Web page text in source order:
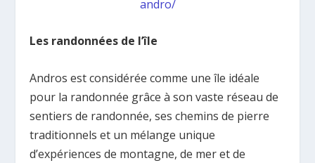
andro/
Les randonnées de l’île
Andros est considérée comme une île idéale
pour la randonnée grâce à son vaste réseau de
sentiers de randonnée, ses chemins de pierre
traditionnels et un mélange unique
d’expériences de montagne, de mer et de